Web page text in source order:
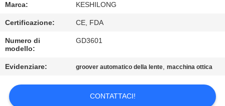
SITEMAP
PRIVACY
POLICY
Marca: KESHILONG
Certificazione: CE, FDA
Numero di
modello:
GD3601
Evidenziare: groover automatico della lente,macchina ottica
CONTATTACI!